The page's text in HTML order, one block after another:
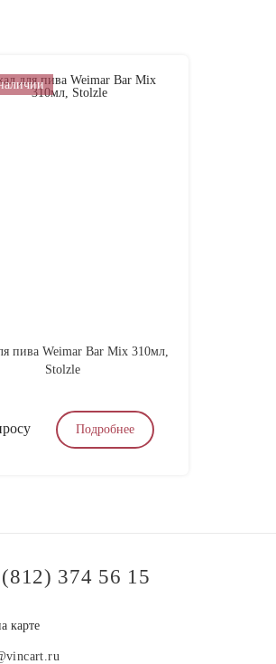
пива Weimar Bar Mix 310мл,
Stolzle
Подробнее
374 56 15
карте